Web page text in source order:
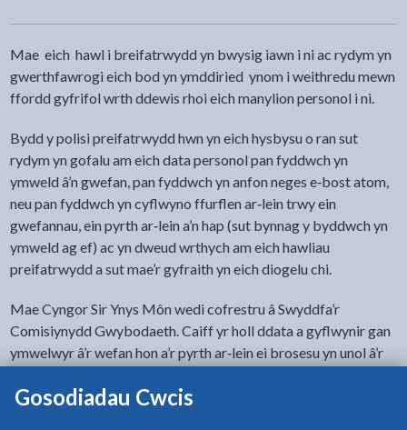
Gosodiadau Cwcis
Mae eich hawl i breifatrwydd yn bwysig iawn i ni ac rydym yn
gwerthfawrogi eich bod yn ymddiried ynom i weithredu mewn
ffordd gyfrifol wrth ddewis rhoi eich manylion personol i ni.
Bydd y polisi preifatrwydd hwn yn eich hysbysu o ran sut
rydym yn gofalu am eich data personol pan fyddwch yn
ymweld â’n gwefan, pan fyddwch yn anfon neges e‐bost atom,
neu pan fyddwch yn cyflwyno ffurflen ar‐lein trwy ein
gwefannau, ein pyrth ar‐lein a’n hap (sut bynnag y byddwch yn
ymweld ag ef) ac yn dweud wrthych am eich hawliau
preifatrwydd a sut mae’r gyfraith yn eich diogelu chi.
Mae Cyngor Sir Ynys Môn wedi cofrestru â Swyddfa’r
Comisiynydd Gwybodaeth. Caiff yr holl ddata a gyflwynir gan
ymwelwyr â’r wefan hon a’r pyrth ar‐lein ei brosesu yn unol â’r
wybodaeth a gesglir gan Gyngor Sir Ynys Môn ei chadw